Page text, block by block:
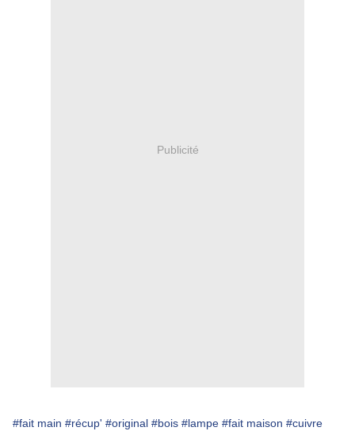
Publicité
#fait main #récup' #original #bois #lampe #fait maison #cuivre